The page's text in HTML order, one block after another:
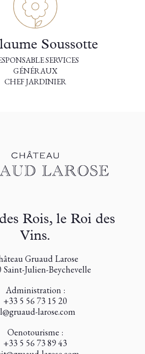
Soussotte
SERVICES
GÉNÉRAUX
CHEF JARDINIER
Rois, le Roi des
Vins.
Gruaud Larose
Saint-Julien-Beychevelle
Administration :
+33 5 56 73 15 20
larose.com
Oenotourisme :
+33 5 56 73 89 43